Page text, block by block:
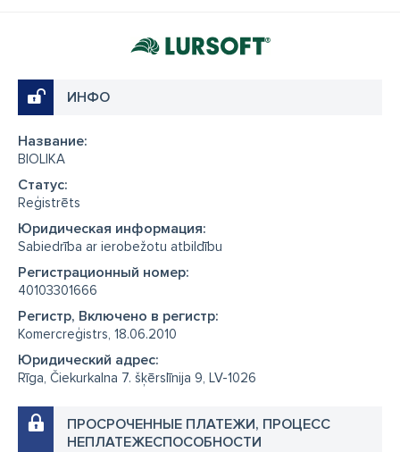
ИНФО
Название:
BIOLIKA
Cтатус:
Reģistrēts
Юридическая информация:
Sabiedrība ar ierobežotu atbildību
Регистрационный номер:
40103301666
Регистр, Включено в регистр:
Komercreģistrs, 18.06.2010
Юридический адрес:
Rīga, Čiekurkalna 7. šķērslīnija 9, LV-1026
ПРОСРОЧЕННЫЕ ПЛАТЕЖИ, ПРОЦЕСС
НЕПЛАТЕЖЕСПОСОБНОСТИ